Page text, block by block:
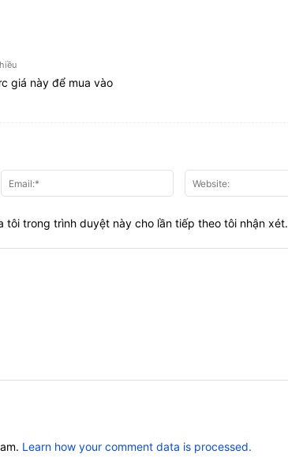
giá này để mua vào
Email:*
tôi trong trình duyệt này cho lần tiếp theo tôi nhận xét.
Learn how your comment data is processed.